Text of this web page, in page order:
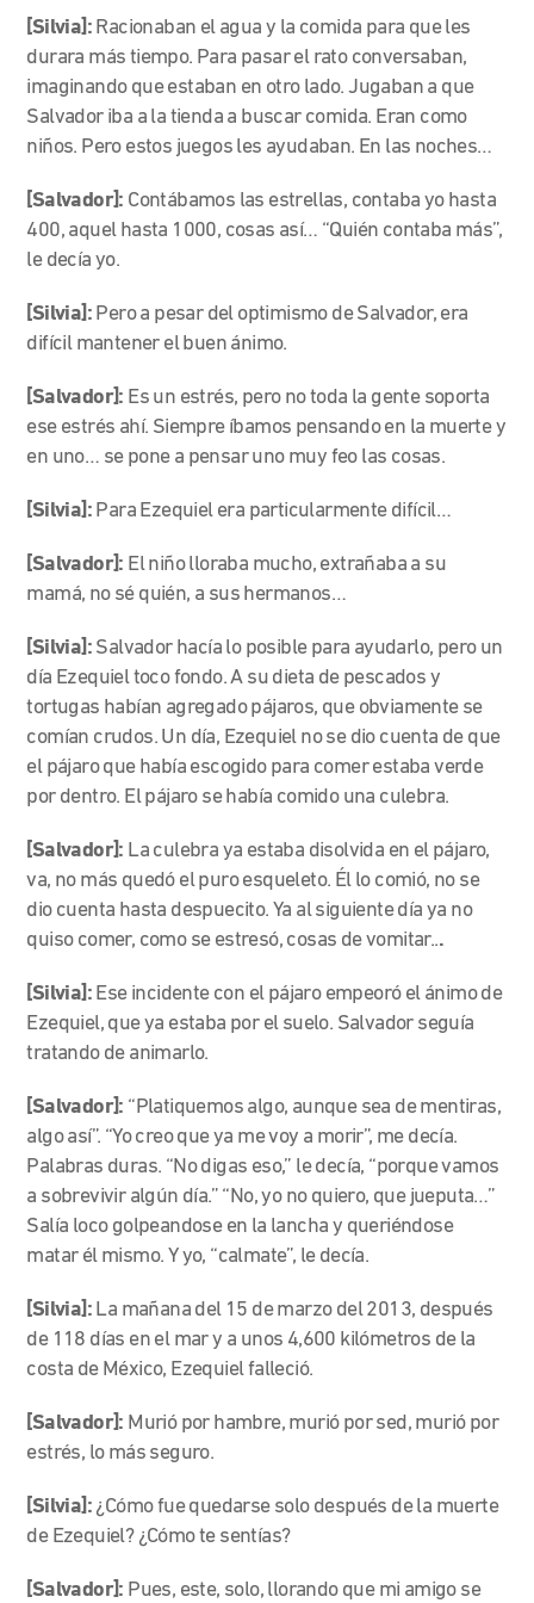
[Silvia]: Racionaban el agua y la comida para que les
durara más tiempo. Para pasar el rato conversaban,
imaginando que estaban en otro lado. Jugaban a que
Salvador iba a la tienda a buscar comida. Eran como
niños. Pero estos juegos les ayudaban. En las noches…
[Salvador]: Contábamos las estrellas, contaba yo hasta
400, aquel hasta 1000, cosas así… “Quién contaba más”,
le decía yo.
[Silvia]: Pero a pesar del optimismo de Salvador, era
difícil mantener el buen ánimo.
[Salvador]: Es un estrés, pero no toda la gente soporta
ese estrés ahí. Siempre íbamos pensando en la muerte y
en uno… se pone a pensar uno muy feo las cosas.
[Silvia]: Para Ezequiel era particularmente difícil…
[Salvador]: El niño lloraba mucho, extrañaba a su
mamá, no sé quién, a sus hermanos…
[Silvia]: Salvador hacía lo posible para ayudarlo, pero un
día Ezequiel toco fondo. A su dieta de pescados y
tortugas habían agregado pájaros, que obviamente se
comían crudos. Un día, Ezequiel no se dio cuenta de que
el pájaro que había escogido para comer estaba verde
por dentro. El pájaro se había comido una culebra.
[Salvador]: La culebra ya estaba disolvida en el pájaro,
va, no más quedó el puro esqueleto. Él lo comió, no se
dio cuenta hasta despuecito. Ya al siguiente día ya no
quiso comer, como se estresó, cosas de vomitar...
[Silvia]: Ese incidente con el pájaro empeoró el ánimo de
Ezequiel, que ya estaba por el suelo. Salvador seguía
tratando de animarlo.
[Salvador]: “Platiquemos algo, aunque sea de mentiras,
algo así”. “Yo creo que ya me voy a morir”, me decía.
Palabras duras. “No digas eso,” le decía, “porque vamos
a sobrevivir algún día.” “No, yo no quiero, que jueputa…”
Salía loco golpeandose en la lancha y queriéndose
matar él mismo. Y yo, “calmate”, le decía.
[Silvia]: La mañana del 15 de marzo del 2013, después
de 118 días en el mar y a unos 4,600 kilómetros de la
costa de México, Ezequiel falleció.
[Salvador]: Murió por hambre, murió por sed, murió por
estrés, lo más seguro.
[Silvia]: ¿Cómo fue quedarse solo después de la muerte
de Ezequiel? ¿Cómo te sentías?
[Salvador]: Pues, este, solo, llorando que mi amigo se